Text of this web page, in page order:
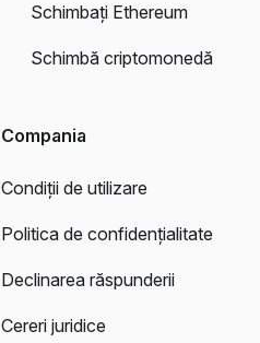
Schimbați Ethereum
Schimbă criptomonedă
Compania
Condiții de utilizare
Politica de confidențialitate
Declinarea răspunderii
Cereri juridice